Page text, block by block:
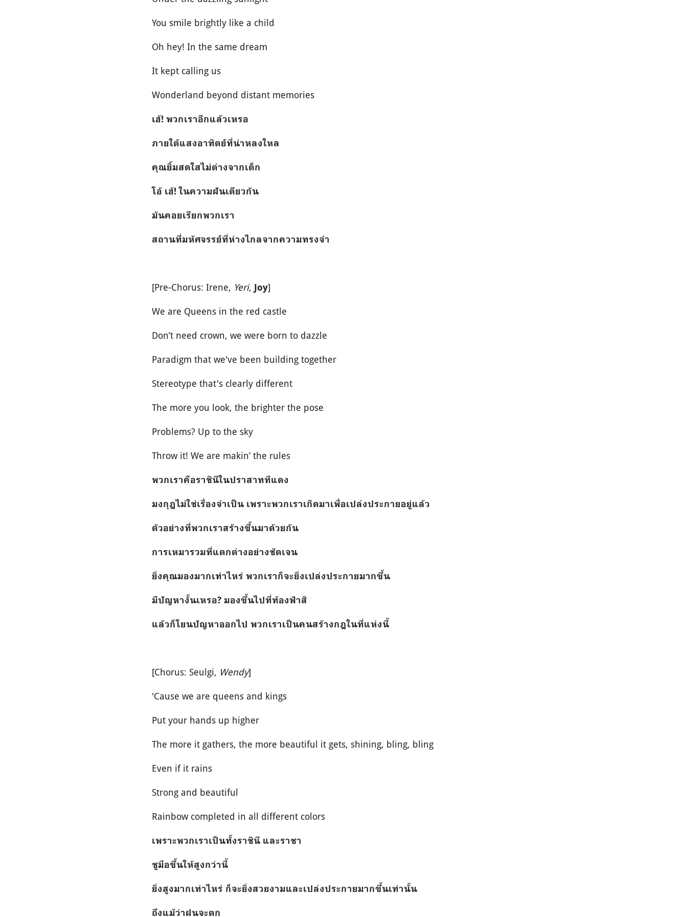
You smile brightly like a child
Oh hey! In the same dream
It kept calling us
Wonderland beyond distant memories
เฮ้! พวกเราอีกแล้วเหรอ
ภายใต้แสงอาทิตย์ที่น่าหลงใหล
คุณยิ้มสดใสไม่ต่างจากเด็ก
โอ้ เฮ้! ในความฝันเดียวกัน
มันคอยเรียกพวกเรา
สถานที่มหัศจรรย์ที่ห่างไกลจากความทรงจำ
[Pre-Chorus: Irene, Yeri, Joy]
We are Queens in the red castle
Don’t need crown, we were born to dazzle
Paradigm that we've been building together
Stereotype that's clearly different
The more you look, the brighter the pose
Problems? Up to the sky
Throw it! We are makin’ the rules
พวกเราคือราชินีในปราสาททีแดง
มงกุฏไม่ใช่เรื่องจำเป็น เพราะพวกเราเกิดมาเพื่อเปล่งประกายอยู่แล้ว
ตัวอย่างที่พวกเราสร้างขึ้นมาด้วยกัน
การเหมารวมที่แตกต่างอย่างชัดเจน
ยิ่งคุณมองมากเท่าไหร่ พวกเราก็จะยิ่งเปล่งประกายมากขึ้น
มีปัญหางั้นเหรอ? มองขึ้นไปที่ท้องฟ้าสิ
แล้วก็โยนปัญหาออกไป พวกเราเป็นคนสร้างกฎในที่แห่งนี้
[Chorus: Seulgi, Wendy]
'Cause we are queens and kings
Put your hands up higher
The more it gathers, the more beautiful it gets, shining, bling, bling
Even if it rains
Strong and beautiful
Rainbow completed in all different colors
เพราะพวกเราเป็นทั้งราชินี และราชา
ชูมือขึ้นให้สูงกว่านี้
ยิ่งสูงมากเท่าไหร่ ก็จะยิ่งสวยงามและเปล่งประกายมากขึ้นเท่านั้น
ถึงแม้ว่าฝนจะตก